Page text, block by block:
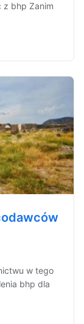
z bhp Zanim
w tego
bhp dla